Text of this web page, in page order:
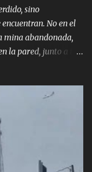
sino
No en el
mina abandonada,
la pared, junto a tu
la historia real de
de tres días al
cuya respuesta
haber
Él, 28. No eran